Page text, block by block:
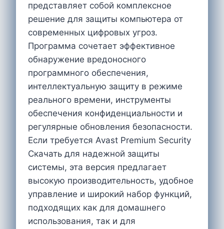
представляет собой комплексное
решение для защиты компьютера от
современных цифровых угроз.
Программа сочетает эффективное
обнаружение вредоносного
программного обеспечения,
интеллектуальную защиту в режиме
реального времени, инструменты
обеспечения конфиденциальности и
регулярные обновления безопасности.
Если требуется Avast Premium Security
Cкачать для надежной защиты
системы, эта версия предлагает
высокую производительность, удобное
управление и широкий набор функций,
подходящих как для домашнего
использования, так и для